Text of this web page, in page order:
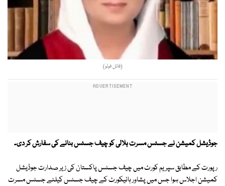
(فائل فوٹو)
جوڈیشل کمیشن نے جسٹس مسرت ہلالی کو چیف جسٹس بنانے کی سفارش کر دی۔
رپورت کے مطابق سپریم کورٹ میں چیف جسٹس پاکستان کی زیر صدارت جوڈیشل
کمیشن اجلاس ہوا جس میں پشاور ہائیکورٹ کے چیف جسٹس کیلئے جسٹس مسرت